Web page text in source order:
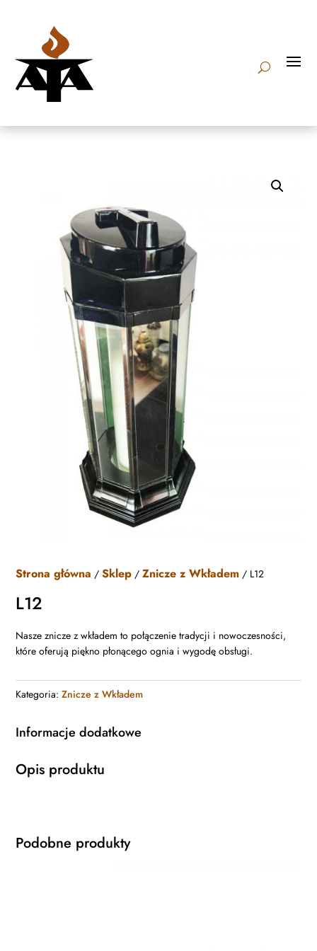
Strona główna /Sklep /Znicze z Wkładem / L12
L12
Nasze znicze z wkładem to połączenie tradycji i nowoczesności,
które oferują piękno płonącego ognia i wygodę obsługi.
Kategoria:Znicze z Wkładem
Informacje dodatkowe
Opis produktu
Podobne produkty